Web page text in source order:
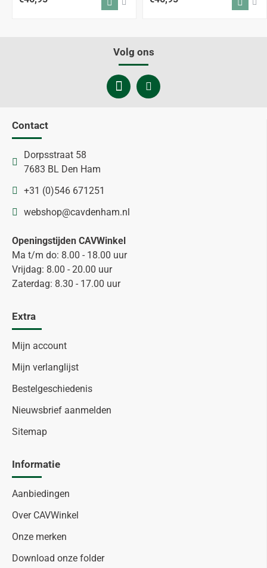
Volg ons
Contact
Dorpsstraat 58
7683 BL Den Ham
+31 (0)546 671251
webshop@cavdenham.nl
Openingstijden CAVWinkel
Ma t/m do: 8.00 - 18.00 uur
Vrijdag: 8.00 - 20.00 uur
Zaterdag: 8.30 - 17.00 uur
Extra
Mijn account
Mijn verlanglijst
Bestelgeschiedenis
Nieuwsbrief aanmelden
Sitemap
Informatie
Aanbiedingen
Over CAVWinkel
Onze merken
Download onze folder